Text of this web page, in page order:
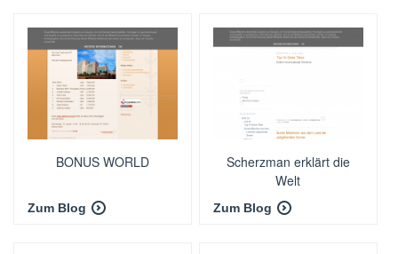
BONUS WORLD
Zum Blog
Scherzman erklärt die
Welt
Zum Blog